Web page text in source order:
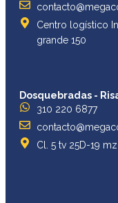
Centro logístico
grande 150
Dosquebradas -
310 220 6877
Cl. 5 tv 25D-19